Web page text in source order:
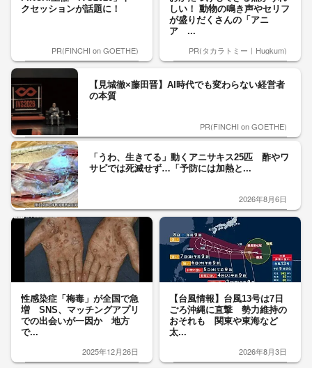
クセッションが話題に！
PR(FINCHI on GOETHE)
しい！ 動物の鳴き声やセリフ
が盛りだくさんの「アニ
ア ...
PR(タカラトミー｜Hugkum)
【見城徹×藤田晋】AI時代でも変わらない経営者
の本質
PR(FINCHI on GOETHE)
「うわ、生きてる」動くアニサキス25匹 酢やワ
サビでは死滅せず…「予防には加熱と...
2026年8月6日
性感染症「梅毒」が全国で急
増 SNS、マッチングアプリ
での出会いが一因か 地方
で...
2025年12月26日
【台風情報】台風13号は7日
ごろ沖縄に直撃 勢力維持の
おそれも 関東や東海など
太...
2026年8月3日